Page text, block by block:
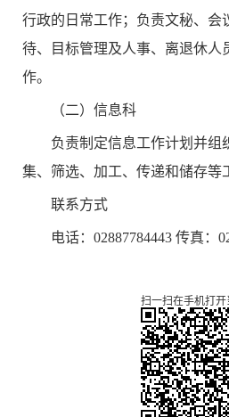
行政的日常工作；负责文秘、会
待、目标管理及人事、离退休人
作。
（二）信息科
负责制定信息工作计划并组
集、筛选、加工、传递和储存等
联系方式
电话：02887784443 传真：
扫一扫在手机打开